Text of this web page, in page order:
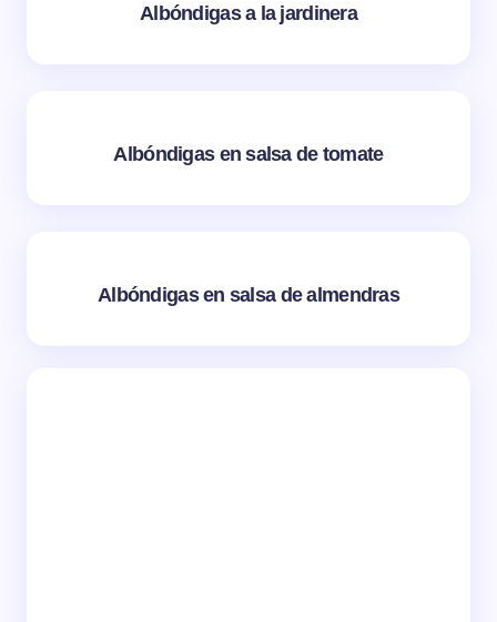
Albóndigas a la jardinera
Albóndigas en salsa de tomate
Albóndigas en salsa de almendras